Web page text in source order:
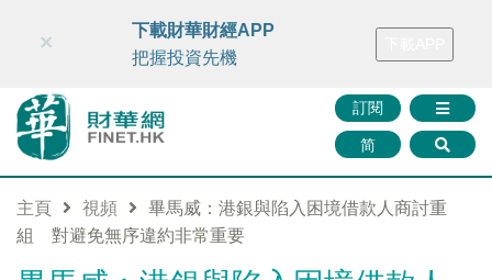
財華智庫網 FINTV FINMETA 財華證券 媒體矩陣
訂閱
简
×
下載財華財經APP
把握投資先機
主頁 視頻
畢馬威：港銀與陷入困境借款人商討重
組 對避免無序違約非常重要